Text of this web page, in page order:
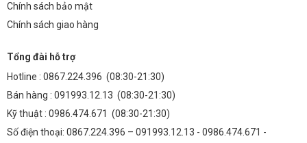
Tổng kết lại, việc sử dụng nguồn Meanwell HRPG-600-15 giúp tiết
người sử dụng.
FAQ: Các Câu Hỏi Thường Gặp
Nguồn Meanwell HRPG-600-15 có tương thích với
loại đèn LED nào?
Chính sách bảo mật
Chính sách giao hàng
Tổng đài hỗ trợ
Hotline : 0867.224.396 (08:30-21:30)
Bán hàng : 091993.12.13 (08:30-21:30)
Kỹ thuật : 0986.474.671 (08:30-21:30)
Số điện thoại: 0867.224.396 – 091993.12.13 - 0986.474.671 -